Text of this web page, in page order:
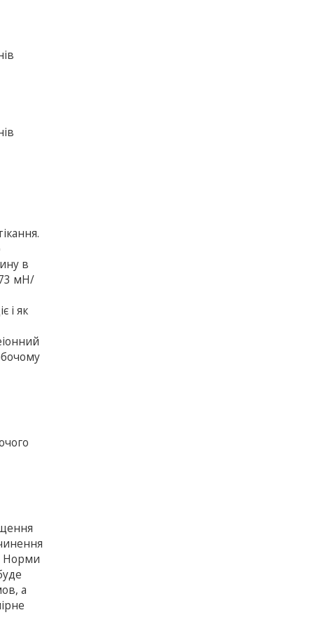
в
мН/
і як
Норми
а